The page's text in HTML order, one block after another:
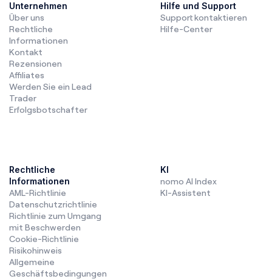
Unternehmen
Über uns
Rechtliche
Informationen
Kontakt
Rezensionen
Affiliates
Werden Sie ein Lead
Trader
Erfolgsbotschafter
Hilfe und Support
Support kontaktieren
Hilfe-Center
Rechtliche
Informationen
AML-Richtlinie
Datenschutzrichtlinie
Richtlinie zum Umgang
mit Beschwerden
Cookie-Richtlinie
Risikohinweis
Allgemeine
Geschäftsbedingungen
KI
nomo AI Index
KI-Assistent